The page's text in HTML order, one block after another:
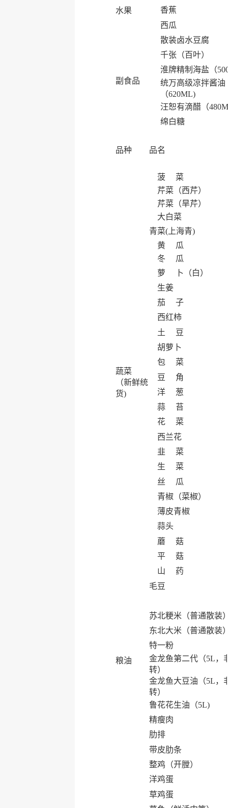
水果
香蕉
西瓜
副食品
散装卤水豆腐
千张（百叶）
淮牌精制海盐（
统万高级凉拌酱油
（620ML)
汪恕有滴醋（
绵白糖
品种 品名
蔬菜
（新鲜统
货)
菠 菜
芹菜（西芹）
芹菜（旱芹）
大白菜
青菜(上海青)
黄 瓜
冬 瓜
萝 卜（白）
生姜
茄 子
西红柿
土 豆
胡萝卜
包 菜
豆 角
洋 葱
蒜 苔
花 菜
西兰花
韭 菜
生 菜
丝 瓜
青椒（菜椒）
薄皮青椒
蒜头
蘑 菇
平 菇
山 药
毛豆
粮油
苏北粳米（普通散装
东北大米（普通散装
特一粉
金龙鱼第二代（5L，
转）
金龙鱼大豆油（5L，
转）
鲁花花生油（5L)
精瘦肉
肋排
带皮肋条
整鸡（开膛）
洋鸡蛋
草鸡蛋